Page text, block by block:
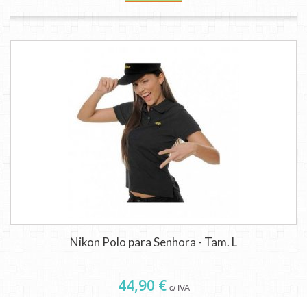
Nikon Polo para Senhora - Tam. L
44,90 € c/ IVA